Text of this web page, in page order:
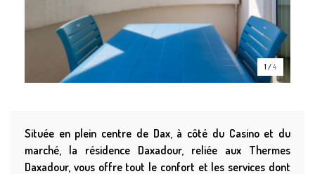
1 /4
Située en plein centre de Dax, à côté du Casino et du
marché, la résidence Daxadour, reliée aux Thermes
Daxadour, vous offre tout le confort et les services dont